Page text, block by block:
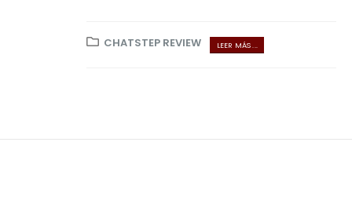
CHATSTEP REVIEW LEER MÁS ...